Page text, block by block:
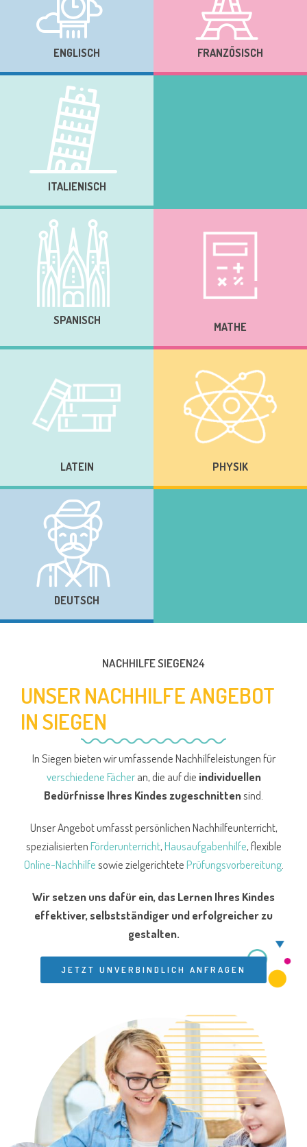
ENGLISCH FRANZÖSISCH
ITALIENISCH
SPANISCH MATHE
LATEIN PHYSIK
DEUTSCH
NACHHILFE SIEGEN24
UNSER NACHHILFE ANGEBOT
IN SIEGEN
In Siegen bieten wir umfassende Nachhilfeleistungen für
verschiedene Fächeran, die auf die individuellen
Bedürfnisse Ihres Kindes zugeschnittensind.
Unser Angebot umfasst persönlichen Nachhilfeunterricht,
spezialisiertenFörderunterricht,Hausaufgabenhilfe, flexible
Online-Nachhilfesowie zielgerichtetePrüfungsvorbereitung.
Wir setzen uns dafür ein, das Lernen Ihres Kindes
effektiver, selbstständiger und erfolgreicher zu
gestalten.
JETZT UNVERBINDLICH ANFRAGEN